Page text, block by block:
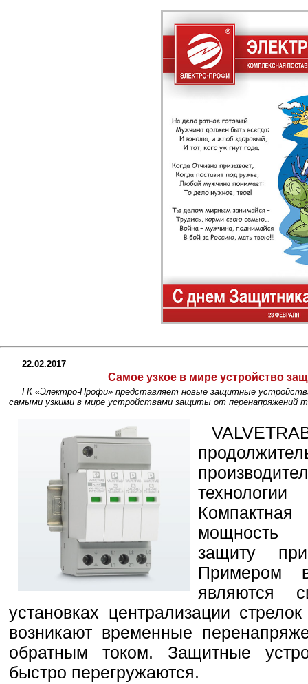
22.02.2017
Самое узкое в мире устройство
ГК «Электро-Профи» представляет новые защитные
самыми узкими в мире устройствами защиты от перенапряжений
мощность
защиту
Примером
являются
установках централизации
возникают временные
обратным током. Защитные
быстро перегружаются.